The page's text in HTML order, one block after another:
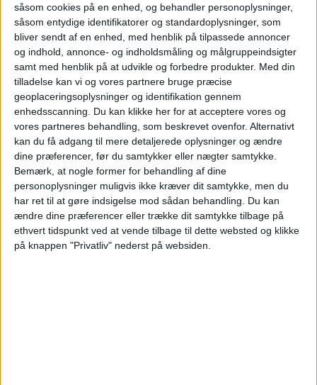
såsom cookies på en enhed, og behandler personoplysninger,
såsom entydige identifikatorer og standardoplysninger, som
bliver sendt af en enhed, med henblik på tilpassede annoncer
og indhold, annonce- og indholdsmåling og målgruppeindsigter
samt med henblik på at udvikle og forbedre produkter. Med din
tilladelse kan vi og vores partnere bruge præcise
geoplaceringsoplysninger og identifikation gennem
enhedsscanning. Du kan klikke her for at acceptere vores og
vores partneres behandling, som beskrevet ovenfor. Alternativt
kan du få adgang til mere detaljerede oplysninger og ændre
dine præferencer, før du samtykker eller nægter samtykke.
Bemærk, at nogle former for behandling af dine
personoplysninger muligvis ikke kræver dit samtykke, men du
har ret til at gøre indsigelse mod sådan behandling.
Du kan
ændre dine præferencer eller trække dit samtykke tilbage på
ethvert tidspunkt ved at vende tilbage til dette websted og klikke
på knappen "Privatliv" nederst på websiden.
60.000 forskellige internationale hospitaler,
læger og flyselskaber i hele verden, så vi har
meget erfaring at trække på, når vi skal
vurdere, hvordan vi bedst hjælper de danske
skiturister hjem. Vi sørger for, at de får lokal
lægefaglig hjælp, og så handler det om at få
dem bedst muligt hjem til det danske
sundhedsvæsen, hvor man kan modtage
videre behandling, som f.eks. operation,
ambulante kontroller og genoptræning. “ siger
Sonja Karaoglan, som er direktør for Global